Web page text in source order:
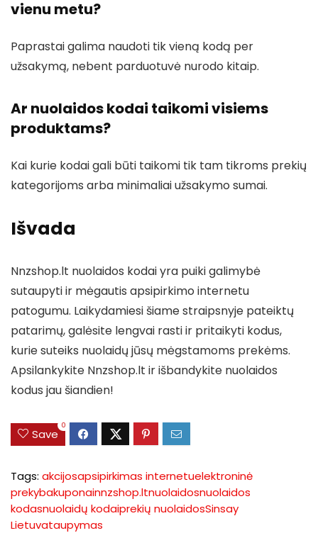
vienu metu?
Paprastai galima naudoti tik vieną kodą per
užsakymą, nebent parduotuvė nurodo kitaip.
Ar nuolaidos kodai taikomi visiems
produktams?
Kai kurie kodai gali būti taikomi tik tam tikroms prekių
kategorijoms arba minimaliai užsakymo sumai.
Išvada
Nnzshop.lt nuolaidos kodai yra puiki galimybė
sutaupyti ir mėgautis apsipirkimo internetu
patogumu. Laikydamiesi šiame straipsnyje pateiktų
patarimų, galėsite lengvai rasti ir pritaikyti kodus,
kurie suteiks nuolaidų jūsų mėgstamoms prekėms.
Apsilankykite Nnzshop.lt ir išbandykite nuolaidos
kodus jau šiandien!
Save
0
Tags: akcijosapsipirkimas internetuelektroninė
prekybakuponainnzshop.ltnuolaidosnuolaidos
kodasnuolaidų kodaiprekių nuolaidosSinsay
Lietuvataupymas